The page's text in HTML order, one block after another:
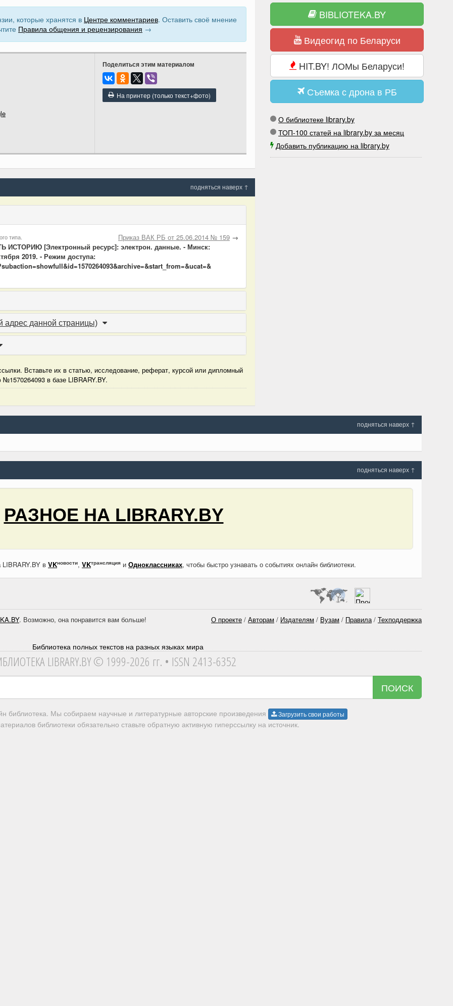
BIBLIOTEKA.BY
Видеогид по Беларуси
HIT.BY! ЛОМы Беларуси!
Съемка с дрона в РБ
О библиотеке library.by
ТОП-100 статей на library.by за месяц
Добавить публикацию на library.by
которые хранятся в Центре комментариев. Оставить своё мнение
Правила общения и рецензирования →
Поделиться этим материалом
На принтер (только текст+фото)
подняться наверх ↑
Приказ ВАК РБ от 25.06.2014 № 159 →
типа.
[Электронный ресурс]: электрон. данные. - Минск:
2019. - Режим доступа:
адрес данной страницы)
Вставьте их в статью, исследование, реферат, курсой или дипломный
в базе LIBRARY.BY.
подняться наверх ↑
подняться наверх ↑
РАЗНОЕ НА LIBRARY.BY
в VKновости, VKтрансляция и Одноклассниках, чтобы быстро узнавать о событиях онлайн библиотеки.
О проекте / Авторам / Издателям / Вузам / Правила/ Техподдержка
. Возможно, она понравится вам больше!
LIBRARY.BY © 1999-2026 гг. • ISSN 2413-6352
ПОИСК
библиотека. Мы собираем научные и литературные авторские произведения Загрузить свои работы
библиотеки обязательно ставьте обратную активную гиперссылку на источник.